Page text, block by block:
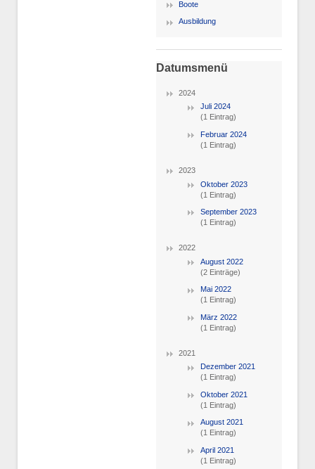
Boote
Ausbildung
Datumsmenü
2024
Juli 2024
(1 Eintrag)
Februar 2024
(1 Eintrag)
2023
Oktober 2023
(1 Eintrag)
September 2023
(1 Eintrag)
2022
August 2022
(2 Einträge)
Mai 2022
(1 Eintrag)
März 2022
(1 Eintrag)
2021
Dezember 2021
(1 Eintrag)
Oktober 2021
(1 Eintrag)
August 2021
(1 Eintrag)
April 2021
(1 Eintrag)